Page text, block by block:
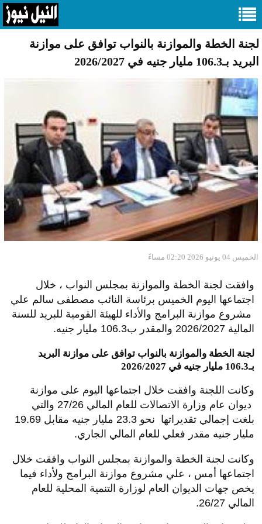
لجنة الخطة والموازنة بالنواب توافق على موازنة
البريد بـ106.3 مليار جنيه في 2026/2027
الخميس 04 يونيو 2026 02:20 مساءً
وافقت لجنة الخطة والموازنة بمجلس النواب ، خلال
اجتماعها اليوم الخميس برئاسة النائب مصطفى سالم علي
مشروع موازنة البرامج والأداء للهيئة القومية للبريد للسنة
المالية 2026/2027 والمقدر ب106.3 مليار جنيه.
لجنة الخطة والموازنة بالنواب توافق على موازنة البريد
بـ106.3 مليار جنيه في 2026/2027
وكانت اللجنة وافقت خلال اجتماعها اليوم على موازنة
ديوان عام وزارة الاتصالات للعام المالي 27/26 والتي
بلغت إجمالي تقديراتها نحو 23.3 مليار جنيه مقابل 19.69
مليار جنيه مقدر فعلي للعام المالي الجاري.
وكانت لجنة الخطة والموازنة بمجلس النواب وافقت خلال
اجتماعها أمس ، علي مشروع موازنة البرامج ولأداء فيما
يخص جهات الديوان العام لوزارة التنمية المحلية للعام
المالي 26/27.